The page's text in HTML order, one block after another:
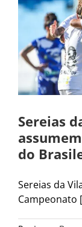
Sereias
do
Sereias da
Campeonato